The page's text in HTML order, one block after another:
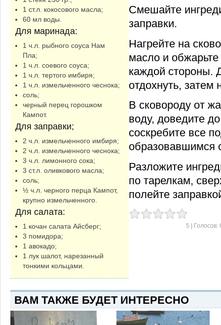
1 ст.л. кокосового масла;
60 мл воды.
Для маринада:
1 ч.л. рыбного соуса Нам
Пла;
1 ч.л. соевого соуса;
1 ч.л. тертого имбиря;
1 ч.л. измельченного чеснока;
соль;
черный перец горошком
Кампот.
Для заправки;
2 ч.л. измельченного имбиря;
2 ч.л. измельченного чеснока;
3 ч.л. лимонного сока;
3 ст.л. оливкового масла;
соль;
½ ч.л. черного перца Кампот,
крупно измельченного.
Для салата:
1 кочан салата Айсберг;
3 помидора;
1 авокадо;
1 лук шалот, нарезанный
тонкими кольцами.
Смешайте
заправки.
Нагрейте на
масло и
каждой стороны.
отдохнуть, затем
В сковороду от
воду, доведите
соскребите все
образовавшимся
Разложите
по тарелкам,
полейте
5 | Голосов:
ВАМ ТАКЖЕ БУДЕТ ИНТЕРЕСНО